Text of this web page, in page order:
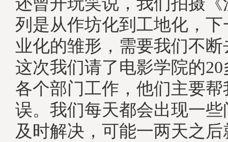
列是从作坊化到工地化，
业化的雏形，需要我们
这次我们请了电影学院的
各个部门工作，他们主要
误。我们每天都会出现一
及时解决，可能一两天之